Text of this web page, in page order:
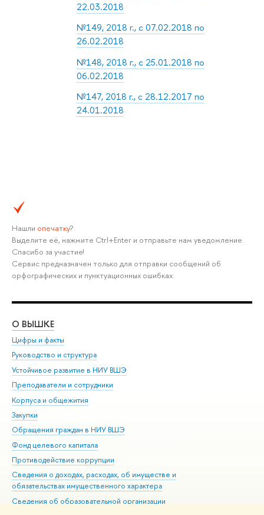
22.03.2018
№149, 2018 г., с 07.02.2018 по
26.02.2018
№148, 2018 г., с 25.01.2018 по
06.02.2018
№147, 2018 г., с 28.12.2017 по
24.01.2018
Нашли опечатку?
Выделите её, нажмите Ctrl+Enter и отправьте нам уведомление.
Спасибо за участие!
Сервис предназначен только для отправки сообщений об
орфографических и пунктуационных ошибках.
О ВЫШКЕ
Цифры и факты
Руководство и структура
Устойчивое развитие в НИУ ВШЭ
Преподаватели и сотрудники
Корпуса и общежития
Закупки
Обращения граждан в НИУ ВШЭ
Фонд целевого капитала
Противодействие коррупции
Сведения о доходах, расходах, об имуществе и
обязательствах имущественного характера
Сведения об образовательной организации